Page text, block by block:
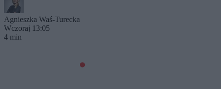
Agnieszka Waś-Turecka
Wczoraj 13:05
4 min